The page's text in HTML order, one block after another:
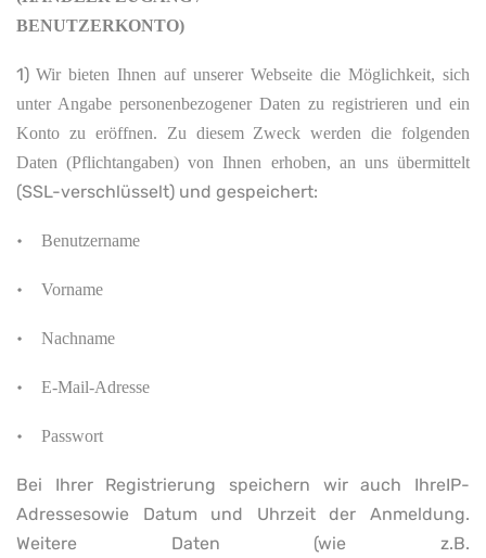
BENUTZERKONTO)
1) Wir bieten Ihnen auf unserer Webseite die Möglichkeit, sich
unter Angabe personenbezogener Daten zu registrieren und ein
Konto zu eröffnen. Zu diesem Zweck werden die folgenden
Daten (Pflichtangaben) von Ihnen erhoben, an uns übermittelt
(SSL-verschlüsselt) und gespeichert:
• Benutzername
• Vorname
• Nachname
• E-Mail-Adresse
• Passwort
Bei Ihrer Registrierung speichern wir auch IhreIP-
Adressesowie Datum und Uhrzeit der Anmeldung.
Weitere Daten (wie z.B.